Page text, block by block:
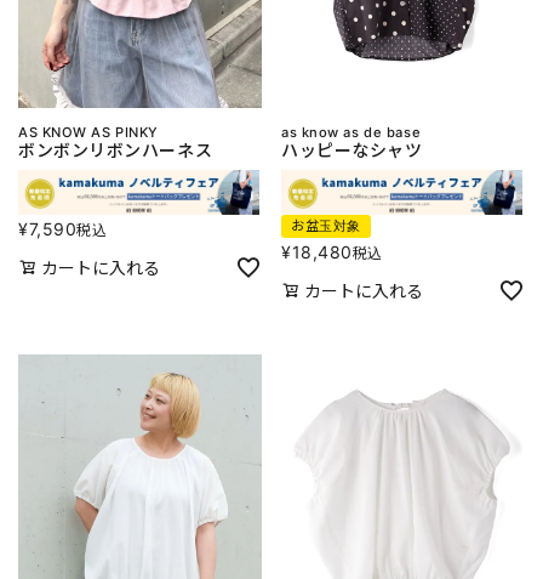
AS KNOW AS PINKY
ボンボンリボンハーネス
¥7,590税込
カートに入れる
as know as de base
ハッピーなシャツ
お盆玉対象
¥18,480税込
カートに入れる